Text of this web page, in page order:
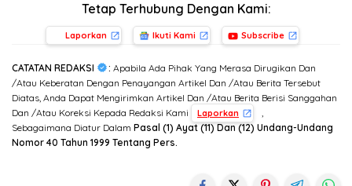
Tetap Terhubung Dengan Kami:
Laporkan Ikuti Kami Subscribe
CATATAN REDAKSI : Apabila Ada Pihak Yang Merasa Dirugikan Dan
/Atau Keberatan Dengan Penayangan Artikel Dan /Atau Berita Tersebut
Diatas, Anda Dapat Mengirimkan Artikel Dan /Atau Berita Berisi Sanggahan
Dan /Atau Koreksi Kepada Redaksi Kami
Laporkan
,
Sebagaimana Diatur Dalam Pasal (1) Ayat (11) Dan (12) Undang-Undang
Nomor 40 Tahun 1999 Tentang Pers.